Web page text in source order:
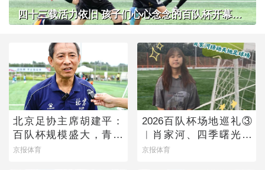
四十三载活力依旧 孩子们心心念念的百队杯开幕了！
北京足协主席胡建平：
百队杯规模盛大，青少
年足球火热有活力
京报体育
2026百队杯场地巡礼③
︱肖家河、四季曙光赛
区
京报体育